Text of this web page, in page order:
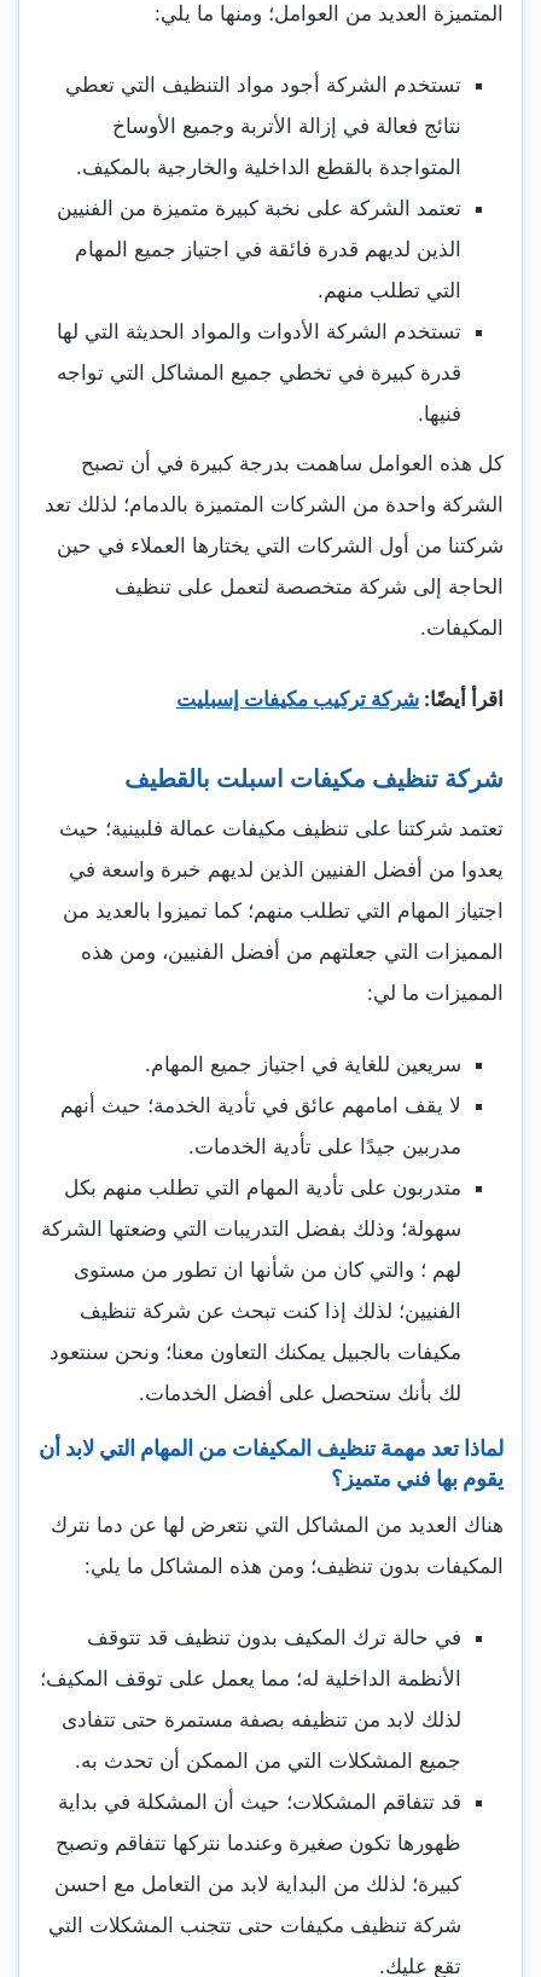
المتميزة العديد من العوامل؛ ومنها ما يلي:
تستخدم الشركة أجود مواد التنظيف التي تعطي
نتائج فعالة في إزالة الأتربة وجميع الأوساخ
المتواجدة بالقطع الداخلية والخارجية بالمكيف.
تعتمد الشركة على نخبة كبيرة متميزة من الفنيين
الذين لديهم قدرة فائقة في اجتياز جميع المهام
التي تطلب منهم.
تستخدم الشركة الأدوات والمواد الحديثة التي لها
قدرة كبيرة في تخطي جميع المشاكل التي تواجه
فنيها.
كل هذه العوامل ساهمت بدرجة كبيرة في أن تصبح
الشركة واحدة من الشركات المتميزة بالدمام؛ لذلك تعد
شركتنا من أول الشركات التي يختارها العملاء في حين
الحاجة إلى شركة متخصصة لتعمل على تنظيف
المكيفات.
اقرأ أيضًا: شركة تركيب مكيفات إسبليت
شركة تنظيف مكيفات اسبلت بالقطيف
تعتمد شركتنا على تنظيف مكيفات عمالة فلبينية؛ حيث
يعدوا من أفضل الفنيين الذين لديهم خبرة واسعة في
اجتياز المهام التي تطلب منهم؛ كما تميزوا بالعديد من
المميزات التي جعلتهم من أفضل الفنيين، ومن هذه
المميزات ما لي:
سريعين للغاية في اجتياز جميع المهام.
لا يقف امامهم عائق في تأدية الخدمة؛ حيث أنهم
مدربين جيدًا على تأدية الخدمات.
متدربون على تأدية المهام التي تطلب منهم بكل
سهولة؛ وذلك بفضل التدريبات التي وضعتها الشركة
لهم ؛ والتي كان من شأنها ان تطور من مستوى
الفنيين؛ لذلك إذا كنت تبحث عن شركة تنظيف
مكيفات بالجبيل يمكنك التعاون معنا؛ ونحن سنتعود
لك بأنك ستحصل على أفضل الخدمات.
لماذا تعد مهمة تنظيف المكيفات من المهام التي لابد أن
يقوم بها فني متميز؟
هناك العديد من المشاكل التي نتعرض لها عن دما نترك
المكيفات بدون تنظيف؛ ومن هذه المشاكل ما يلي:
في حالة ترك المكيف بدون تنظيف قد تتوقف
الأنظمة الداخلية له؛ مما يعمل على توقف المكيف؛
لذلك لابد من تنظيفه بصفة مستمرة حتى تتفادى
جميع المشكلات التي من الممكن أن تحدث به.
قد تتفاقم المشكلات؛ حيث أن المشكلة في بداية
ظهورها تكون صغيرة وعندما نتركها تتفاقم وتصبح
كبيرة؛ لذلك من البداية لابد من التعامل مع احسن
شركة تنظيف مكيفات حتى تتجنب المشكلات التي
تقع عليك.